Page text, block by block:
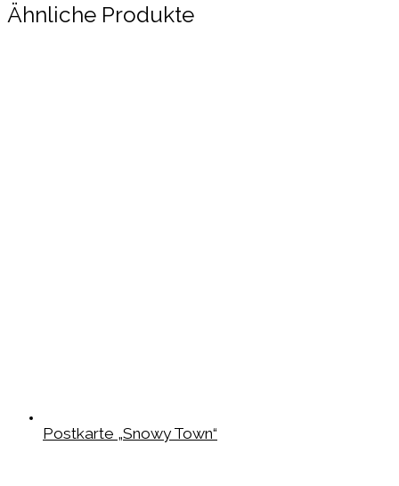
Ähnliche Produkte
Postkarte „Snowy Town“